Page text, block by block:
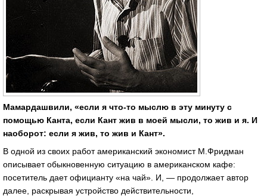
Мамардашвили, «если я что-то мыслю в эту минуту с
помощью Канта, если Кант жив в моей мысли, то жив и я. И
наоборот: если я жив, то жив и Кант».
В одной из своих работ американский экономист М.Фридман
описывает обыкновенную ситуацию в американском кафе:
посетитель дает официанту «на чай». И, — продолжает автор
далее, раскрывая устройство действительности,